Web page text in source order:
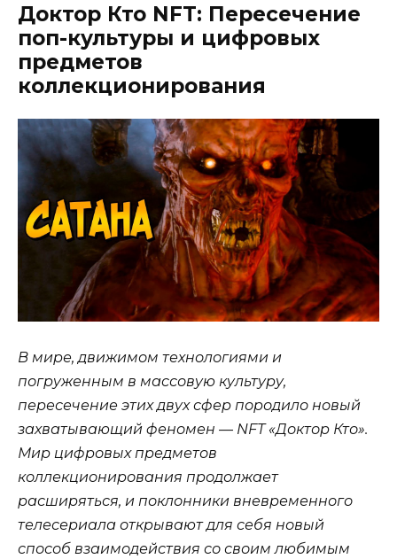
Доктор Кто NFT: Пересечение
поп-культуры и цифровых
предметов
коллекционирования
В мире, движимом технологиями и
погруженным в массовую культуру,
пересечение этих двух сфер породило новый
захватывающий феномен — NFT «Доктор Кто».
Мир цифровых предметов
коллекционирования продолжает
расширяться, и поклонники вневременного
телесериала открывают для себя новый
способ взаимодействия со своим любимым